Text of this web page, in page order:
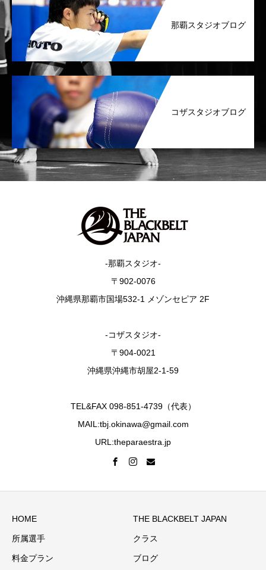
那覇スタジオブログ
コザスタジオブログ
-那覇スタジオ-
〒902-0076
沖縄県那覇市国場532-1 メゾンセピア 2F
-コザスタジオ-
〒904-0021
沖縄県沖縄市胡屋2-1-59
TEL&FAX 098-851-4739（代表）
MAIL:tbj.okinawa@gmail.com
URL:theparaestra.jp
HOME THE BLACKBELT JAPAN
所属選手 クラス
料金プラン ブログ